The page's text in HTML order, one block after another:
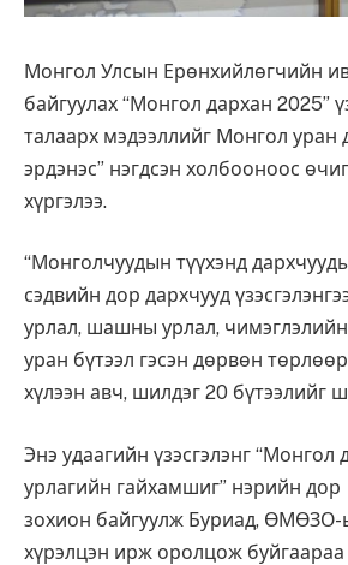
Монгол Улсын Ерөнхийлөгчийн
байгуулах “Монгол дархан 2025”
талаарх мэдээллийг Монгол уран
эрдэнэс” нэгдсэн холбооноос
хүргэлээ.
“Монголчуудын түүхэнд
сэдвийн дор дархчууд
урлал, шашны урлал,
уран бүтээл гэсэн дөрвөн
хүлээн авч, шилдэг 20 бүтээлийг
Энэ удаагийн үзэсгэлэнг “Монгол
урлагийн гайхамшиг” нэрийн дор
зохион байгуулж Буриад, ӨМӨЗО-
хүрэлцэн ирж оролцож